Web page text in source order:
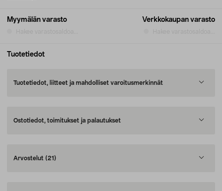
Myymälän varasto Verkkokaupan varasto
Tuotetiedot
Tuotetiedot, liitteet ja mahdolliset varoitusmerkinnät
Ostotiedot, toimitukset ja palautukset
Arvostelut (21)